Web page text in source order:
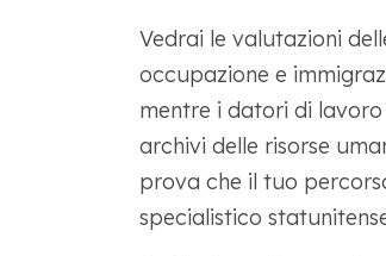
Vedrai le valutazioni
occupazione e
mentre i datori di
archivi delle risorse
prova che il tuo
specialistico